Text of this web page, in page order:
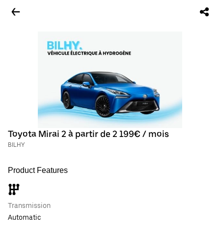
Toyota Mirai 2 à partir de 2 199€ / mois
BILHY
Product Features
Transmission
Automatic